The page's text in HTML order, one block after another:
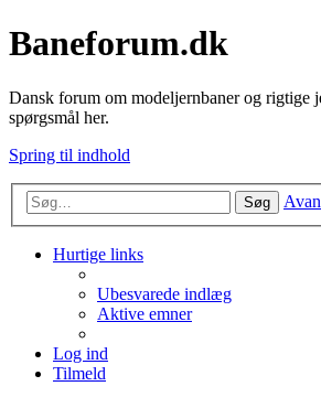
Baneforum.dk
Dansk forum om modeljernbaner og rigtige
spørgsmål her.
Spring til indhold
Søg
Hurtige links
Ubesvarede indlæg
Aktive emner
Log ind
Tilmeld